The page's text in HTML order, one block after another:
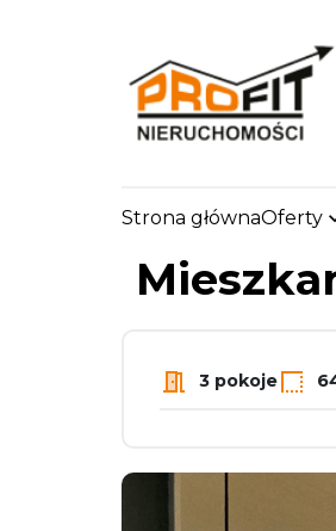
Strona głównaOferty
strona.glowna Oferty
3 pokoje